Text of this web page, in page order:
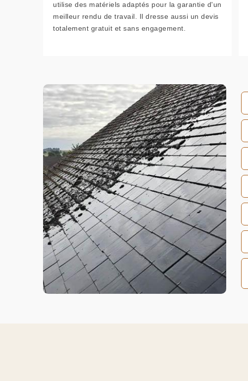
utilise des matériels adaptés pour la garantie d'un
meilleur rendu de travail. Il dresse aussi un devis
totalement gratuit et sans engagement.